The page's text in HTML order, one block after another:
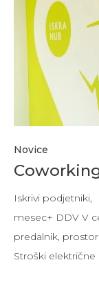
Novice
Iskrivi podjetniki,
mesec+ DDV V
predalnik,
Stroški električne